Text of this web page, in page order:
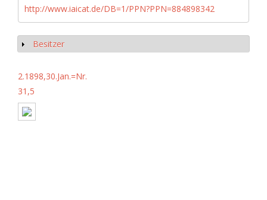
http://www.iaicat.de/DB=1/PPN?PPN=884898342
Show
Besitzer
2.1898,30.Jan.=Nr.
31,5